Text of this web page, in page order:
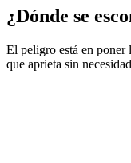
¿Dónde se
El peligro está en poner
que aprieta sin